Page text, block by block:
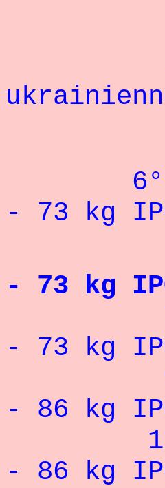
Une
6° DES
- 73 kg
- 73 kg
7°
- 73 kg
9°
- 86 kg
11°
- 86 kg